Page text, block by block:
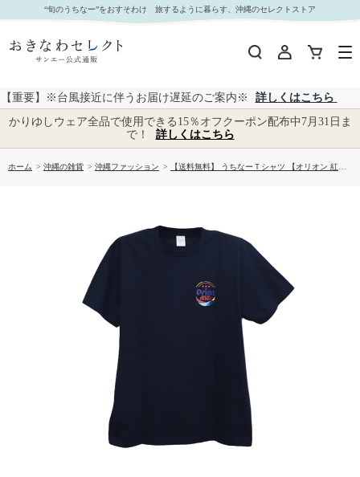
【送料無料】 うちなーＴシャツ 【オリオン 紅型】 SAN1241｜おきなわセレクト サンエー公式
通販
“旬のうちなー”をおすそわけ 旅するように暮らす、沖縄のセレクトストア
【重要】※台風接近に伴うお届け遅延のご案内※
詳しくはこちら
かりゆしウェア全品で使用できる15％オフクーポン配布中7月31日ま
で！
詳しくはこちら
ホーム > 沖縄の雑貨 > 沖縄ファッション > 【送料無料】 うちなーＴシャツ 【オリオン 紅型】 SAN1241